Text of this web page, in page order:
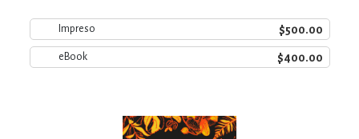
Impreso $500.00
eBook $400.00